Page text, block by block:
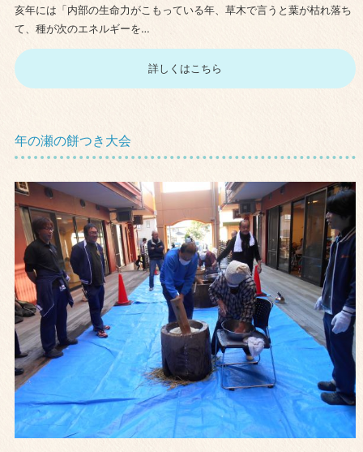
亥年には「内部の生命力がこもっている年、草木で言うと葉が枯れ落ち
て、種が次のエネルギーを…
詳しくはこちら
年の瀬の餅つき大会